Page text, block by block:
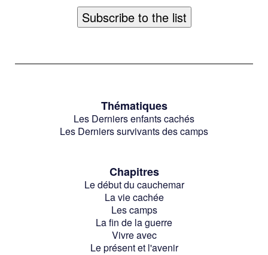
Thématiques
Les Derniers enfants cachés
Les Derniers survivants des camps
Chapitres
Le début du cauchemar
La vie cachée
Les camps
La fin de la guerre
Vivre avec
Le présent et l'avenir